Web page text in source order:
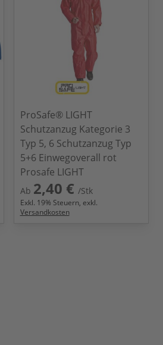
ProSafe® LIGHT
Schutzanzug Kategorie 3
Typ 5, 6 Schutzanzug Typ
5+6 Einwegoverall rot
Prosafe LIGHT
Ab 2,40 € /Stk
Exkl. 19% Steuern, exkl.
Versandkosten